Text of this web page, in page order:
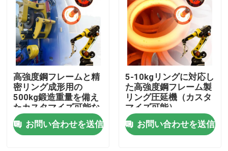
ホーム
高強度鋼フレームと精
密リング成形用の
500kg鍛造重量を備え
たカスタマイズ可能な
リング圧延機
お問い合わせを送信
5-10kgリングに対応し
た高強度鋼フレーム製
リング圧延機（カスタ
マイズ可能）
お問い合わせを送信